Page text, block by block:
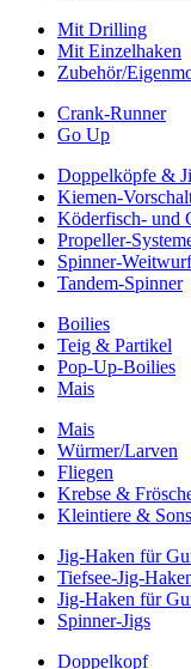
Mit Drilling
Mit Einzelhaken
Zubehör/
Crank-Runner
Go Up
Doppelköpfe &
Kiemen-
Köderfisch- und
Propeller-
Spinner-
Tandem-Spinner
Boilies
Teig & Partikel
Pop-Up-Boilies
Mais
Mais
Würmer/Larven
Fliegen
Krebse &
Kleintiere &
Jig-Haken für
Tiefsee-Jig-
Jig-Haken für
Spinner-Jigs
Doppelkopf